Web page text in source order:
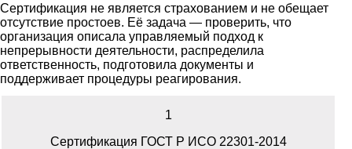
Сертификация не является страхованием и не обещает
отсутствие простоев. Её задача — проверить, что
организация описала управляемый подход к
непрерывности деятельности, распределила
ответственность, подготовила документы и
поддерживает процедуры реагирования.
1
Сертификация ГОСТ Р ИСО 22301-2014